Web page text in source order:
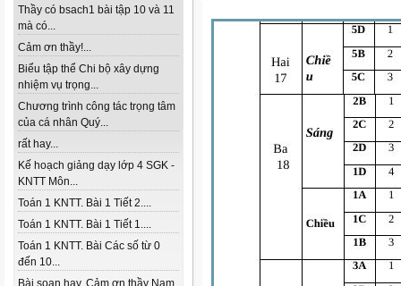
Thầy có bsach1 bài tập 10 và 11
mà có...
Cảm ơn thầy!...
Biểu tập thể Chi bộ xây dựng
nhiệm vụ trọng...
Chương trình công tác trọng tâm
của cá nhân Quý...
rất hay...
Kế hoạch giảng dạy lớp 4 SGK -
KNTT Môn...
Toán 1 KNTT. Bài 1 Tiết 2....
Toán 1 KNTT. Bài 1 Tiết 1....
Toán 1 KNTT. Bài Các số từ 0
đến 10...
Bài soạn hay. Cảm ơn thầy Nam